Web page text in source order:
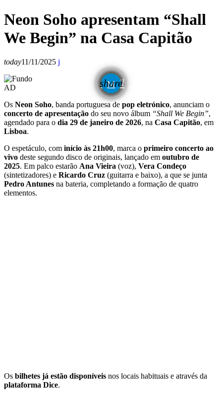
Neon Soho apresentam “Shall
We Begin” na Casa Capitão
today11/11/2025
share
email
AD
Os Neon Soho, banda portuguesa de pop eletrónico, anunciam o
concerto de apresentação do seu novo álbum “Shall We Begin”,
agendado para o dia 29 de janeiro de 2026, na Casa Capitão, em
Lisboa.
O espetáculo, com início às 21h00, marca o primeiro concerto ao
vivo deste segundo disco de originais, lançado em outubro de
2025. Em palco estarão Ana Vieira (voz), Vera Condeço
(sintetizadores) e Ricardo Cruz (guitarra e baixo), a que se junta
Pedro Antunes na bateria, completando a formação de quatro
elementos.
Os bilhetes já estão disponíveis nos locais habituais e através da
plataforma Dice.